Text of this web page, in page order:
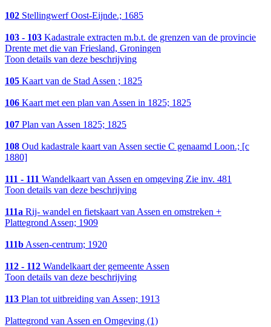
102 Stellingwerf Oost-Eijnde.; 1685
103 - 103 Kadastrale extracten m.b.t. de grenzen van de provincie
Drente met die van Friesland, Groningen
Toon details van deze beschrijving
105 Kaart van de Stad Assen ; 1825
106 Kaart met een plan van Assen in 1825; 1825
107 Plan van Assen 1825; 1825
108 Oud kadastrale kaart van Assen sectie C genaamd Loon.; [c
1880]
111 - 111 Wandelkaart van Assen en omgeving Zie inv. 481
Toon details van deze beschrijving
111a Rij- wandel en fietskaart van Assen en omstreken +
Plattegrond Assen; 1909
111bAssen-centrum; 1920
112 - 112 Wandelkaart der gemeente Assen
Toon details van deze beschrijving
113 Plan tot uitbreiding van Assen; 1913
Plattegrond van Assen en Omgeving (1)